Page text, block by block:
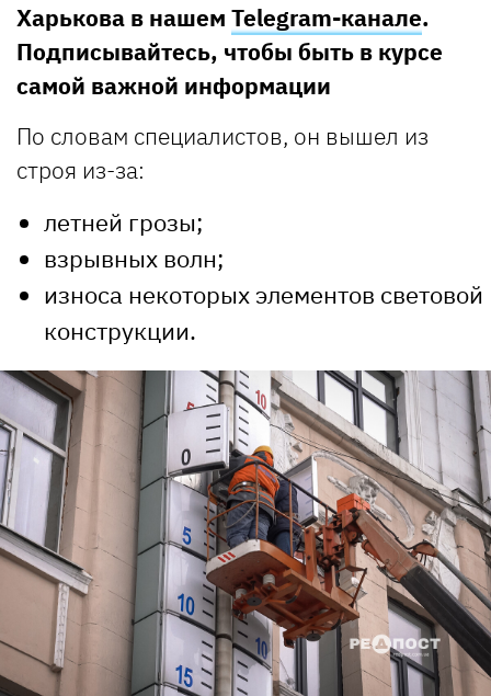
Харькова в нашем Telegram-канале.
Подписывайтесь, чтобы быть в курсе
самой важной информации
По словам специалистов, он вышел из
строя из-за:
летней грозы;
взрывных волн;
износа некоторых элементов световой
конструкции.